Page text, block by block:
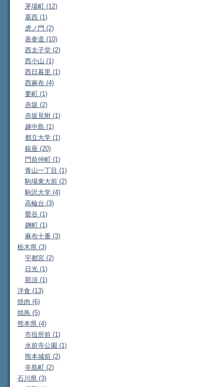
茅場町 (12)
葛西 (1)
虎ノ門 (2)
表参道 (10)
西太子堂 (2)
西小山 (1)
西日暮里 (1)
西麻布 (4)
要町 (1)
赤坂 (2)
赤坂見附 (1)
越中島 (1)
都立大学 (1)
銀座 (20)
門前仲町 (1)
青山一丁目 (1)
駒場東大前 (2)
駒沢大学 (4)
高輪台 (3)
鶯谷 (1)
麹町 (1)
麻布十番 (3)
栃木県 (3)
宇都宮 (2)
日光 (1)
那須 (1)
洋食 (13)
焼肉 (6)
焼鳥 (5)
熊本県 (4)
市役所前 (1)
水前寺公園 (1)
熊本城前 (2)
辛島町 (2)
石川県 (3)